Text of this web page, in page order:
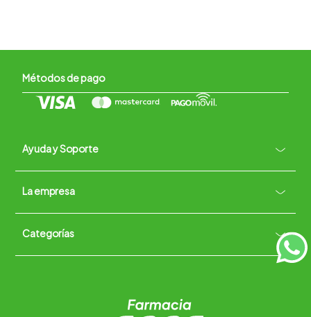
Métodos de pago
Ayuda y Soporte +
Contacto vía WhatsApp
Términos y condiciones
La empresa +
Quiénes somos
Trabaja con nosotros
Categorías +